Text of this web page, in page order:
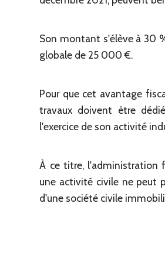
Son montant s'élève à 30
globale de 25 000 €.
Pour que cet avantage
travaux doivent être
l'exercice de son activité
À ce titre, l'administration
une activité civile ne peut
d'une société civile